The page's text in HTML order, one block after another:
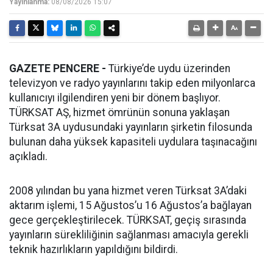
Yayınlanma: 08/08/2026 15:07
GAZETE PENCERE - Türkiye’de uydu üzerinden
televizyon ve radyo yayınlarını takip eden milyonlarca
kullanıcıyı ilgilendiren yeni bir dönem başlıyor.
TÜRKSAT AŞ, hizmet ömrünün sonuna yaklaşan
Türksat 3A uydusundaki yayınların şirketin filosunda
bulunan daha yüksek kapasiteli uydulara taşınacağını
açıkladı.
2008 yılından bu yana hizmet veren Türksat 3A’daki
aktarım işlemi, 15 Ağustos’u 16 Ağustos’a bağlayan
gece gerçekleştirilecek. TÜRKSAT, geçiş sırasında
yayınların sürekliliğinin sağlanması amacıyla gerekli
teknik hazırlıkların yapıldığını bildirdi.